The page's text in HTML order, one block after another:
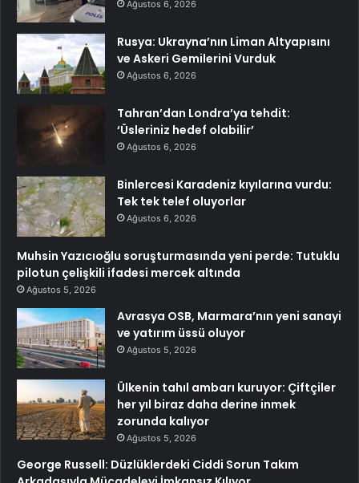
Ağustos 6, 2026
Rusya: Ukrayna’nın Liman Altyapısını
ve Askeri Gemilerini Vurduk
Ağustos 6, 2026
Tahran’dan Londra’ya tehdit:
‘Üsleriniz hedef olabilir’
Ağustos 6, 2026
Binlercesi Karadeniz kıyılarına vurdu:
Tek tek telef oluyorlar
Ağustos 6, 2026
Muhsin Yazıcıoğlu soruşturmasında yeni perde: Tutuklu
pilotun çelişkili ifadesi mercek altında
Ağustos 5, 2026
Avrasya OSB, Marmara’nın yeni sanayi
ve yatırım üssü oluyor
Ağustos 5, 2026
Ülkenin tahıl ambarı kuruyor: Çiftçiler
her yıl biraz daha derine inmek
zorunda kalıyor
Ağustos 5, 2026
George Russell: Düzlüklerdeki Ciddi Sorun Takım